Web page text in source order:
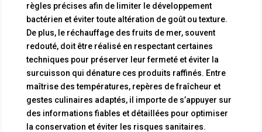
règles précises afin de limiter le développement
bactérien et éviter toute altération de goût ou texture.
De plus, le réchauffage des fruits de mer, souvent
redouté, doit être réalisé en respectant certaines
techniques pour préserver leur fermeté et éviter la
surcuisson qui dénature ces produits raffinés. Entre
maîtrise des températures, repères de fraîcheur et
gestes culinaires adaptés, il importe de s’appuyer sur
des informations fiables et détaillées pour optimiser
la conservation et éviter les risques sanitaires.